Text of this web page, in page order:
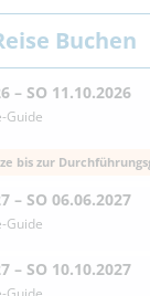
– SO 11.10.2026
Guide
bis zur
– SO 06.06.2027
Guide
– SO 10.10.2027